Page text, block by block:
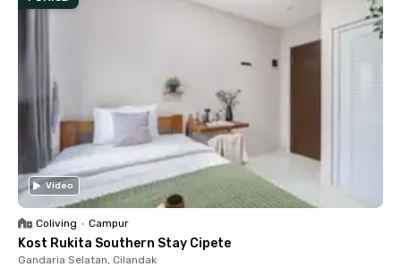
Video
Coliving • Campur
Kost Rukita Southern Stay Cipete
Gandaria Selatan, Cilandak